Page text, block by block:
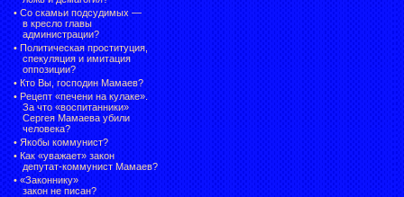
• Со скамьи подсудимых —
в кресло главы
администрации?
• Политическая проституция,
спекуляция и имитация
оппозиции?
• Кто Вы, господин Мамаев?
• Рецепт «печени на кулаке».
За что «воспитанники»
Сергея Мамаева убили
человека?
• Якобы коммунист?
• Как «уважает» закон
депутат-коммунист Мамаев?
• «Законнику»
закон не писан?